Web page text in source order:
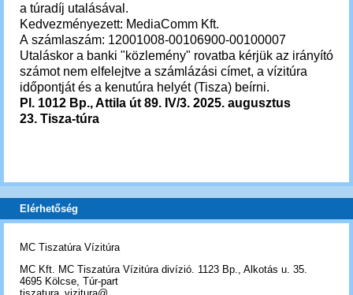
a túradíj utalásával.
Kedvezményezett: MediaComm Kft.
A számlaszám: 12001008-00106900-00100007
Utaláskor a banki "közlemény" rovatba kérjük az irányító
számot nem elfelejtve a számlázási címet, a vízitúra
időpontját és a kenutúra helyét (Tisza) beírni.
Pl. 1012 Bp., Attila út 89. IV/3. 2025. augusztus
23. Tisza-túra
Elérhetőség
MC Tiszatúra Vízitúra
MC Kft. MC Tiszatúra Vízitúra divízió. 1123 Bp., Alkotás u. 35.
4695 Kölcse, Túr-part